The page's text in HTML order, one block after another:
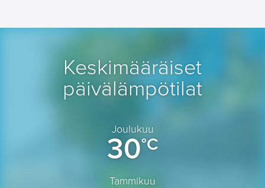
Keskimääräiset
päivälämpötilat
Joulukuu
30°C
Tammikuu